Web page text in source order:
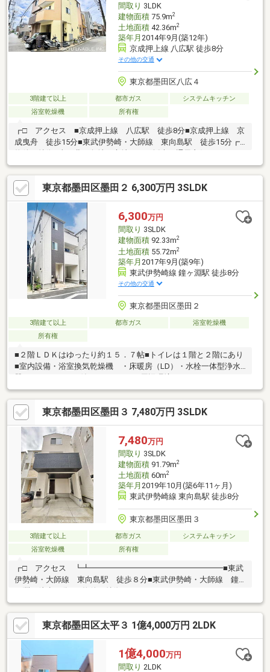
間取り 3LDK
建物面積75.9m2
土地面積42.36m2
築年月 2014年9月(築12年)
京成押上線 八広駅 徒歩8分
その他の交通
東京都墨田区八広４
3階建て以上 都市ガス
システムキッチン
浴室乾燥機
所有権
┏□ アクセス ■京成押上線 八広駅 徒歩8分■京成押上線 京
成曳舟 徒歩15分■東武伊勢崎・大師線 東向島駅 徒歩15分┏□
ータイプ3LDK■専有面積75.90㎡（公簿）■カースペースあり（駐
車可能寸法に制限有）■木造3階建て■公道に接道■閑静な住宅街に
立地■周辺にはスーパー等が点在■押上駅まで自転車で約10分
■2024年 外壁塗装工事実施■2024年 太陽光・蓄電池システム取
付■3階ロフト付き洋室■キッチン造付食器棚・吊り戸棚あり┏□備
考■決済・引渡時期：2026年10月以降
東京都墨田区墨田２ 6,300万円 3SLDK
6,300万円
間取り 3SLDK
建物面積92.33m2
土地面積55.72m2
築年月 2017年9月(築9年)
東武伊勢崎線 鐘ヶ淵駅 徒歩8分
その他の交通
東京都墨田区墨田２
3階建て以上 都市ガス
浴室乾燥機
所有権
■２階ＬＤＫはゆったり約１５．７帖■トイレは１階と２階にあり
■室内設備・浴室換気乾燥機 ・床暖房（LD）・水栓一体型浄水
ト 坪田しらひげ店まで徒歩１分(約80m)■ベルクス 墨田店まで
徒歩５分(約340m)■業務スーパー 墨田店まで徒歩５分(約400m)■
どらっぐぱぱす 墨田２丁目店まで徒歩５分(約360m)■墨田区立
梅若小学校まで徒歩１分(約60m)■墨田区立桜堤中学校まで徒歩10
分(約750m)■墨田区立梅若保育園まで徒歩４分(約260m)
東京都墨田区墨田３ 7,480万円 3SLDK
7,480万円
間取り 3SLDK
建物面積91.79m2
土地面積60m2
築年月 2019年10月(築6年11ヶ月)
東武伊勢崎線 東向島駅 徒歩8分
東京都墨田区墨田３
3階建て以上 都市ガス
システムキッチン
浴室乾燥機
所有権
┏□ アクセス ┗┻━━━━━━━━━━━━━━━━━■東武
伊勢崎・大師線 東向島駅 徒歩８分■東武伊勢崎・大師線 鐘
┗┻━━━━━━━━━━━━━━━━━■オープンハウスディ
ベロップメント分譲■西側前面道路■ファミリータイプ
3LDk+S+WIC■約3.3帖のウォークインクローゼット完備■全洋室ク
ローゼット収納完備■専有面積91.79m2（公簿）■令和１年10月築
■車庫あり（駐車可能寸法に制限有）■木造3階建て■閑静な住宅街
に立地■周辺にはスーパー等が点在◆新規リフォーム実施（2026
東京都墨田区太平３ 1億4,000万円 2LDK
1億4,000万円
間取り 2LDK